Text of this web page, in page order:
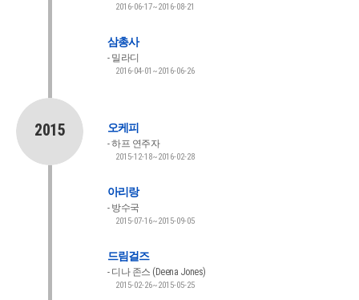
2016-06-17~2016-08-21
삼총사
밀라디
2016-04-01~2016-06-26
2015 오케피
하프 연주자
2015-12-18~2016-02-28
아리랑
방수국
2015-07-16~2015-09-05
드림걸즈
디나 존스 (Deena Jones)
2015-02-26~2015-05-25